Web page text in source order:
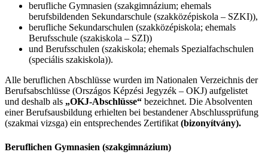
berufliche Gymnasien (szakgimnázium; ehemals
berufsbildenden Sekundarschule (szakközépiskola – SZKI)),
berufliche Sekundarschulen (szakközépiskola; ehemals
Berufsschule (szakiskola – SZI))
und Berufsschulen (szakiskola; ehemals Spezialfachschulen
(speciális szakiskola)).
Alle beruflichen Abschlüsse wurden im Nationalen Verzeichnis der
Berufsabschlüsse (Országos Képzési Jegyzék – OKJ) aufgelistet
und deshalb als „OKJ-Abschlüsse“ bezeichnet. Die Absolventen
einer Berufsausbildung erhielten bei bestandener Abschlussprüfung
(szakmai vizsga) ein entsprechendes Zertifikat (bizonyítvány).
Beruflichen Gymnasien (szakgimnázium)